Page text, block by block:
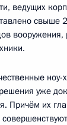
ведущих
свыше
вооружения,
уже
Причём их